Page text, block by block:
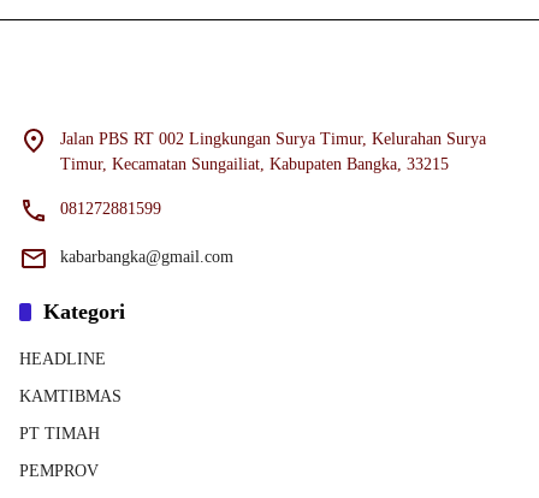
Jalan PBS RT 002 Lingkungan Surya Timur, Kelurahan Surya
Timur, Kecamatan Sungailiat, Kabupaten Bangka, 33215
081272881599
kabarbangka@gmail.com
Kategori
HEADLINE
KAMTIBMAS
PT TIMAH
PEMPROV